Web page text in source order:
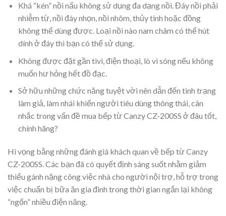
Khá “kén” nồi nấu không sử dụng đa dạng nồi. Đáy nồi phải
nhiễm từ, nồi đáy nhọn, nồi nhôm, thủy tinh hoặc đồng
không thể dùng được. Loại nồi nào nam châm có thể hút
dính ở đáy thì bạn có thể sử dụng.
Không được đặt gần tivi, điện thoại, lò vi sóng nếu không
muốn hư hỏng hết đồ đạc.
Sở hữu những chức năng tuyệt vời nên dẫn đến tình trạng
làm giả, làm nhái khiến người tiêu dùng thông thái, cân
nhắc trong vấn đề mua bếp từ Canzy CZ-200SS ở đâu tốt,
chính hãng?
Hi vọng bằng những đánh giá khách quan về bếp từ Canzy
CZ-200SS. Các bạn đã có quyết định sáng suốt nhằm giảm
thiểu gánh nặng công việc nhà cho người nội trợ, hỗ trợ trong
việc chuẩn bị bữa ăn gia đình trong thời gian ngắn lại không
“ngốn” nhiều điện năng.